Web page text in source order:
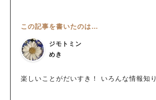
この記事を書いたのは…
ジモトミン
めき
楽しいことがだいすき！ いろんな情報知